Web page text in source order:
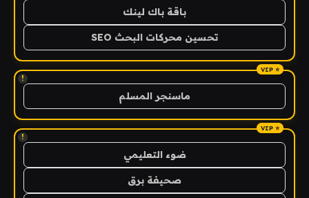
باقة باك لينك
تحسين محركات البحث SEO
!
ماسنجر المسلم
!
ضوء التعليمي
صحيفة برق